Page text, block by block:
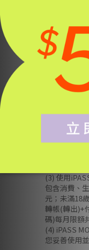
還，消費前
無法立即釋
帳戶餘額無
期間內/額滿
iPASS
(1) 註冊
LINE應用程
本。如有帳
iPASS
(02)6631-
(3) 使用
包含消費、
元；未滿18
轉帳(轉出)+
碼)每月限額
(4) iPASS
您妥善使用